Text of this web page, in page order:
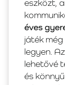
eszközt,
éves
játék
legyen.
lehetővé
és